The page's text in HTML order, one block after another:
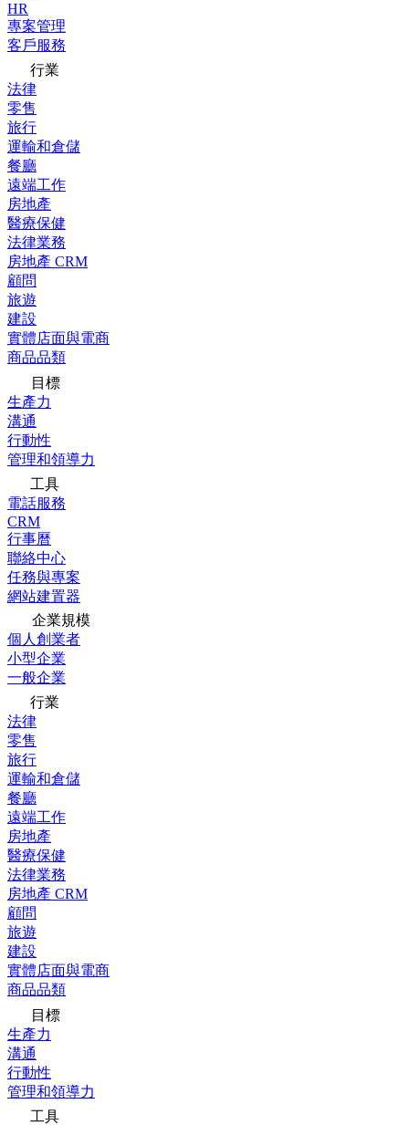
HR
專案管理
客戶服務
行業
法律
零售
旅行
運輸和倉儲
餐廳
遠端工作
房地產
醫療保健
法律業務
房地產 CRM
顧問
旅遊
建設
實體店面與電商
商品品類
目標
生產力
溝通
行動性
管理和領導力
工具
電話服務
CRM
行事曆
聯絡中心
任務與專案
網站建置器
企業規模
個人創業者
小型企業
一般企業
行業
法律
零售
旅行
運輸和倉儲
餐廳
遠端工作
房地產
醫療保健
法律業務
房地產 CRM
顧問
旅遊
建設
實體店面與電商
商品品類
目標
生產力
溝通
行動性
管理和領導力
工具